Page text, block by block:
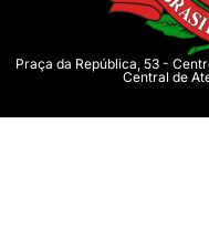
Praça da República, 53 -
Central de